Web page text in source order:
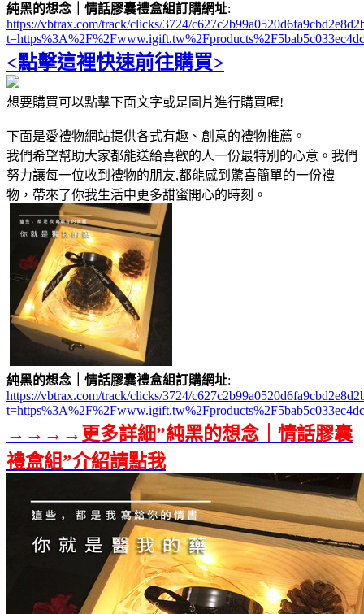
純黑的想念｜情話膠囊禮盒組訂購網址:
https://vbtrax.com/track/clicks/3724/
<點擊這裡快速前往購買>
想要購買可以點擊下面文字或是圖片進行購買喔!
下面是愛禮物網站提供各式有趣、創意的禮物推薦。
我們希望幫助大家都能送給喜歡的人一份最特別的心意。我們
努力讓每一位收到禮物的朋友,都能感到驚喜簡單的一份禮
物，帶來了你我生活中更多甜蜜開心的時刻。
純黑的想念｜情話膠囊禮盒組訂購網址:
https://vbtrax.com/track/clicks/3724/
→→→→更多詳細”純黑的想念｜情話膠囊
禮盒組”介紹請點我